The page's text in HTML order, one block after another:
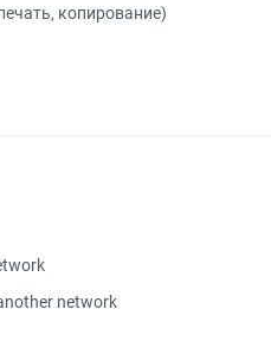
копирование)
network